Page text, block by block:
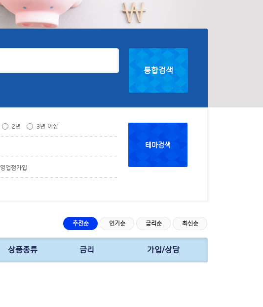
통합검색
2년 3년 이상
영업점가입
테마검색
추천순 인기순 금리순 최신순
상품종류 금리 가입/상담